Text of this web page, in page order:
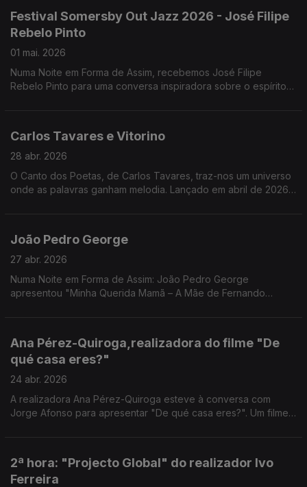
Festival Somersby Out Jazz 2026 - José Filipe
Rebelo Pinto
01 mai. 2026
Numa Noite em Forma de Assim, recebemos José Filipe
Rebelo Pinto para uma conversa inspiradora sobre o espírito
Carlos Tavares e Vitorino
28 abr. 2026
O Canto dos Poetas, de Carlos Tavares, traz-nos um universo
onde as palavras ganham melodia. Lançado em abril de 2026,
João Pedro George
27 abr. 2026
Numa Noite em Forma de Assim: João Pedro George
apresentou "Minha Querida Mamã – A Mãe de Fernando
Ana Pérez-Quiroga,realizadora do filme "De
qué casa eres?"
24 abr. 2026
A realizadora Ana Pérez-Quiroga esteve à conversa com
Jorge Afonso para apresentar "De qué casa eres?". Um filme
2ª hora: "Projecto Global" do realizador Ivo
Ferreira